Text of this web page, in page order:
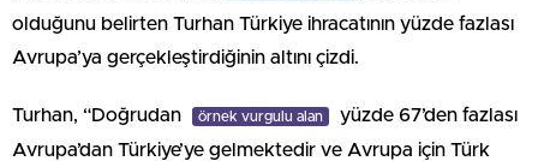
olduğunu belirten Turhan Türkiye ihracatının yüzde fazlası
Avrupa’ya gerçekleştirdiğinin altını çizdi.
Turhan, “Doğrudan örnek vurgulu alan
yüzde 67’den fazlası
Avrupa’dan Türkiye’ye gelmektedir ve Avrupa için Türk